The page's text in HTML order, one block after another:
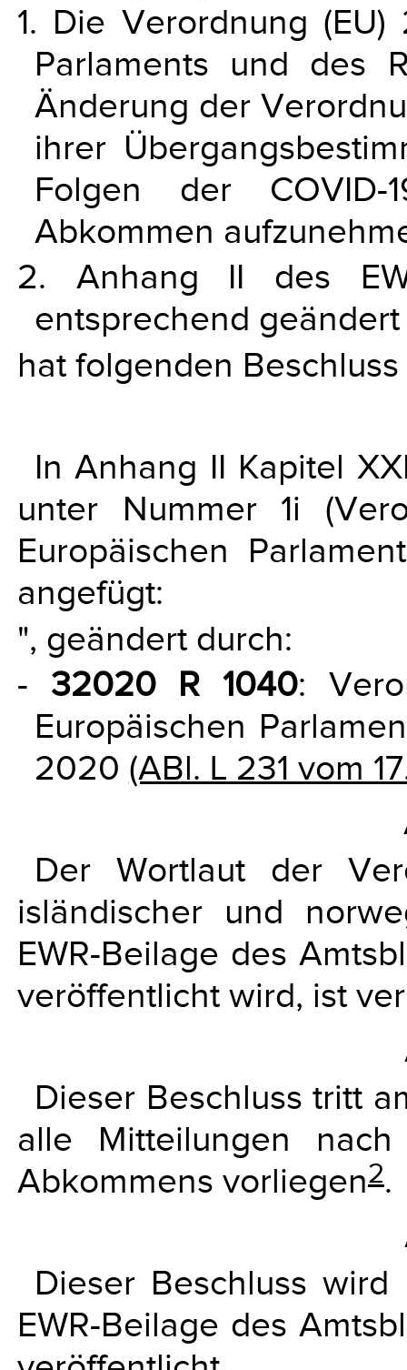
1. Die Verordnung
Parlaments und des
Änderung der
ihrer
Folgen der COVID-
Abkommen
2. Anhang II des
entsprechend
hat folgenden
In Anhang II Kapitel
unter Nummer 1i
Europäischen
angefügt:
", geändert durch:
- 32020 R 1040:
Europäischen
2020 (ABl. L 231 vom
Der Wortlaut der
isländischer und
EWR-Beilage des
veröffentlicht wird, ist
Dieser Beschluss tritt
alle Mitteilungen
Abkommens vorliegen2.
Dieser Beschluss
EWR-Beilage des